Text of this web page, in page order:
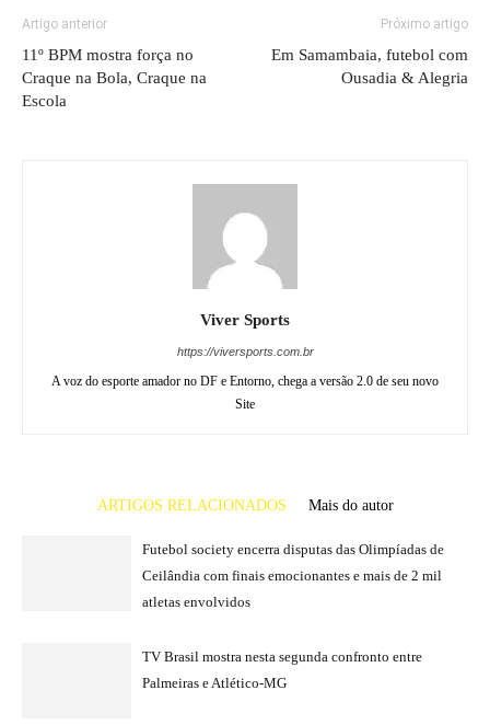
Artigo anterior
11º BPM mostra força no
Craque na Bola, Craque na
Escola
Próximo artigo
Em Samambaia, futebol com
Ousadia & Alegria
Viver Sports
https://viversports.com.br
A voz do esporte amador no DF e Entorno, chega a versão 2.0 de seu novo
Site
ARTIGOS RELACIONADOS Mais do autor
Futebol society encerra disputas das Olimpíadas de
Ceilândia com finais emocionantes e mais de 2 mil
atletas envolvidos
TV Brasil mostra nesta segunda confronto entre
Palmeiras e Atlético-MG